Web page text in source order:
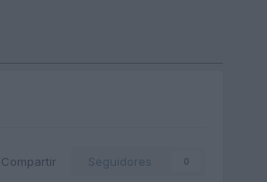
Compartir Seguidores 0